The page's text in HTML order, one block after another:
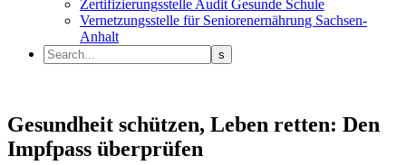
Zertifizierungsstelle Audit Gesunde Schule
Vernetzungsstelle für Seniorenernährung Sachsen-
Anhalt
Gesundheit schützen, Leben retten: Den
Impfpass überprüfen